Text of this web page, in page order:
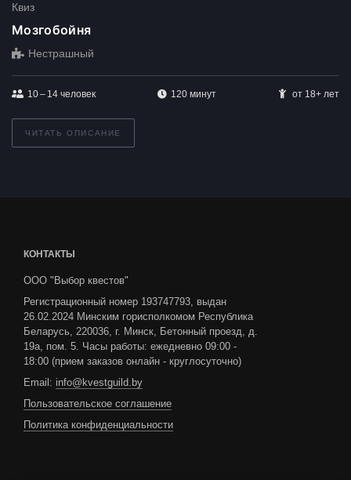
Квиз
Мозгобойня
Нестрашный
10 – 14 человек 120 минут от 18+ лет
ЧИТАТЬ ОПИСАНИЕ
КОНТАКТЫ
ООО "Выбор квестов"
Регистрационный номер 193747793, выдан
26.02.2024 Минским горисполкомом Республика
Беларусь, 220036, г. Минск, Бетонный проезд, д.
19а, пом. 5. Часы работы: ежедневно 09:00 -
18:00 (прием заказов онлайн - круглосуточно)
Email: info@kvestguild.by
Пользовательское соглашение
Политика конфиденциальности